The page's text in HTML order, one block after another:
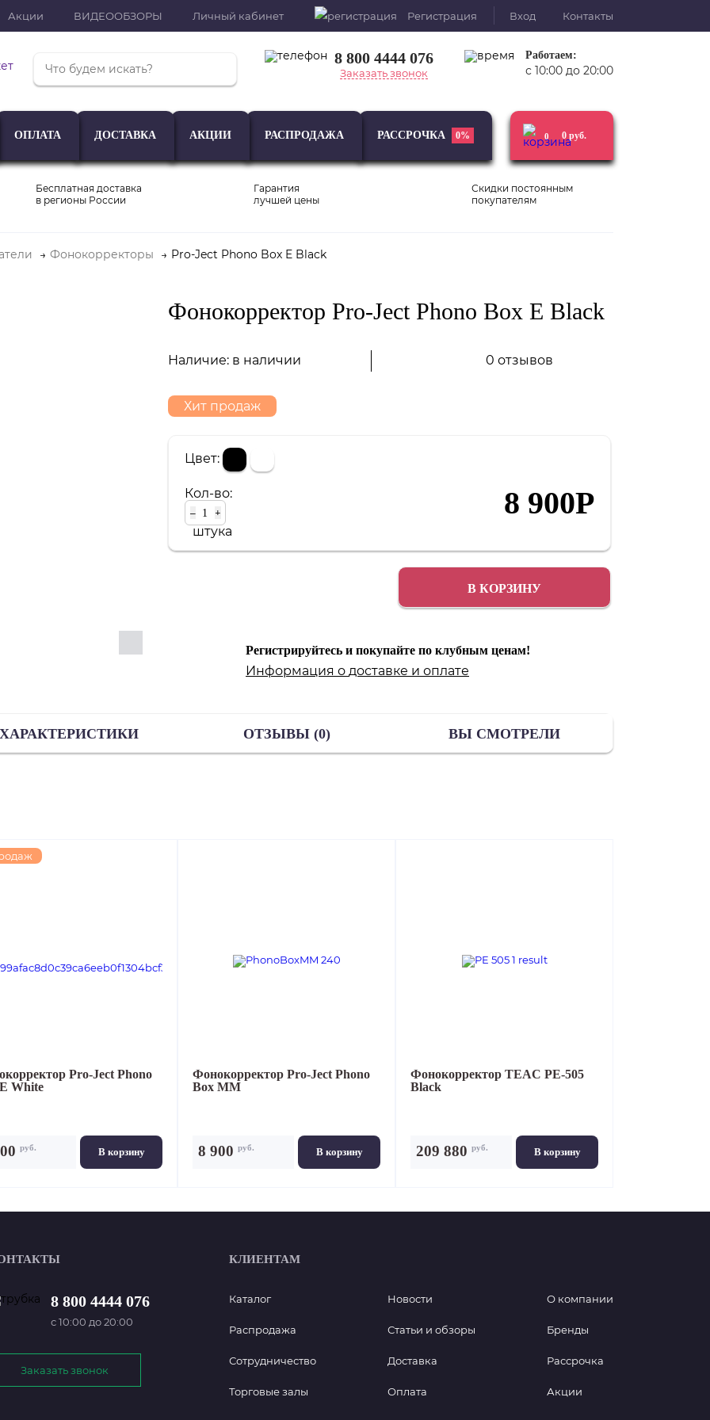
Акции ВИДЕООБЗОРЫ Личный кабинет Регистрация Вход Контакты
8 800 4444 076
Заказать звонок
Работаем:
с 10:00 до 20:00
Наушники
ОПЛАТА ДОСТАВКА АКЦИИ РАСПРОДАЖА РАССРОЧКА 0% 0 0 руб.
Бесплатная доставка
в регионы России
Гарантия
лучшей цены
Скидки постоянным
покупателям
Фонокорректоры Pro-Ject Phono Box E Black
Фонокорректор Pro-Ject Phono Box E Black
Наличие: в наличии 0 отзывов
Хит продаж
Цвет:
Кол-во:
– +
штука
8 900Р
В КОРЗИНУ
Регистрируйтесь и покупайте по клубным ценам!
Информация о доставке и оплате
ХАРАКТЕРИСТИКИ ОТЗЫВЫ (0) ВЫ СМОТРЕЛИ
Pro-Ject Phono
White
В корзину
руб.
Фонокорректор Pro-Ject Phono
Box MM
В корзину
8 900 руб.
Фонокорректор TEAC PE-505
Black
В корзину
209 880 руб.
8 800 4444 076
с 10:00 до 20:00
Заказать звонок
КЛИЕНТАМ
Каталог
Распродажа
Сотрудничество
Торговые залы
Новости
Статьи и обзоры
Доставка
Оплата
О компании
Бренды
Рассрочка
Акции